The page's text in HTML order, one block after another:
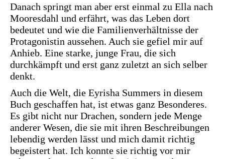
Danach springt man aber erst einmal zu Ella nach
Mooresdahl und erfährt, was das Leben dort
bedeutet und wie die Familienverhältnisse der
Protagonistin aussehen. Auch sie gefiel mir auf
Anhieb. Eine starke, junge Frau, die sich
durchkämpft und erst ganz zuletzt an sich selber
denkt.
Auch die Welt, die Eyrisha Summers in diesem
Buch geschaffen hat, ist etwas ganz Besonderes.
Es gibt nicht nur Drachen, sondern jede Menge
anderer Wesen, die sie mit ihren Beschreibungen
lebendig werden lässt und mich damit richtig
begeistert hat. Ich konnte sie richtig vor mir